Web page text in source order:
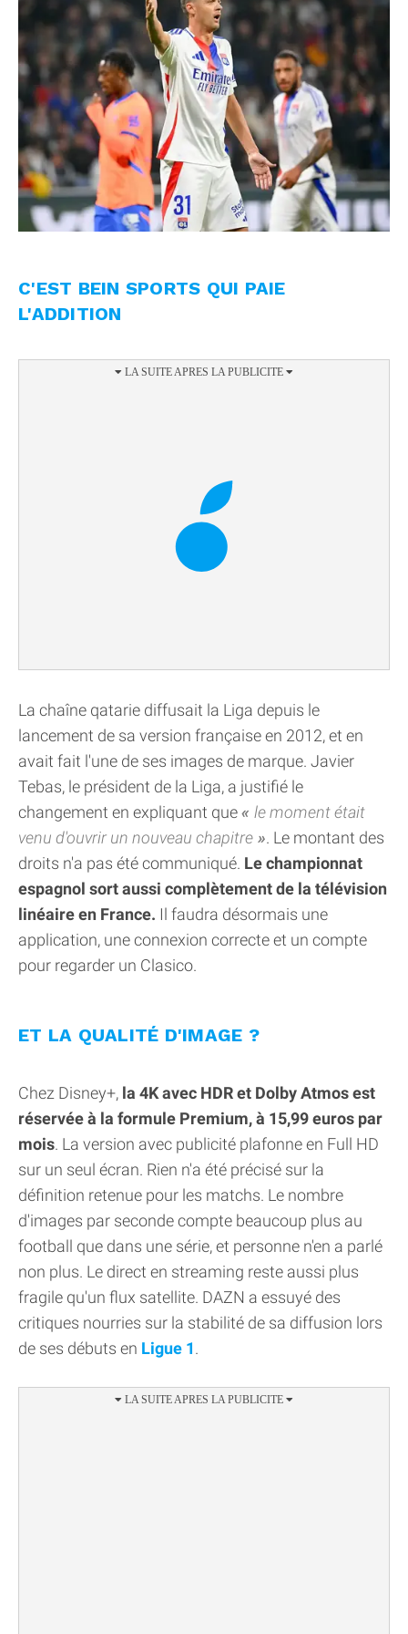
C'EST BEIN SPORTS QUI PAIE
L'ADDITION
La chaîne qatarie diffusait la Liga depuis le
lancement de sa version française en 2012, et en
avait fait l'une de ses images de marque. Javier
Tebas, le président de la Liga, a justifié le
changement en expliquant que
le moment était
venu d'ouvrir un nouveau chapitre
. Le montant des
droits n'a pas été communiqué. Le championnat
espagnol sort aussi complètement de la télévision
linéaire en France. Il faudra désormais une
application, une connexion correcte et un compte
pour regarder un Clasico.
ET LA QUALITÉ D'IMAGE ?
Chez Disney+, la 4K avec HDR et Dolby Atmos est
réservée à la formule Premium, à 15,99 euros par
mois. La version avec publicité plafonne en Full HD
sur un seul écran. Rien n'a été précisé sur la
définition retenue pour les matchs. Le nombre
d'images par seconde compte beaucoup plus au
football que dans une série, et personne n'en a parlé
non plus. Le direct en streaming reste aussi plus
fragile qu'un flux satellite. DAZN a essuyé des
critiques nourries sur la stabilité de sa diffusion lors
de ses débuts en Ligue 1.